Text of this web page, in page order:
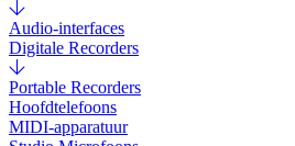
Audio-interfaces
Digitale Recorders
Portable Recorders
Hoofdtelefoons
MIDI-apparatuur